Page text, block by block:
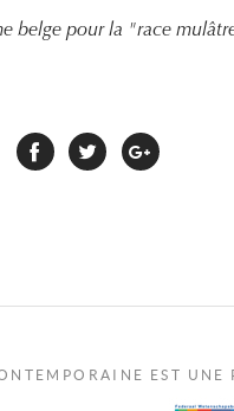
belge pour la "race
EST UNE